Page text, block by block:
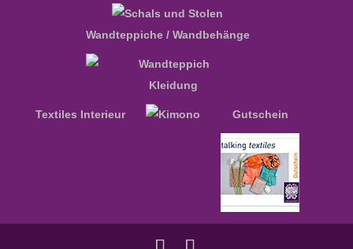
Wandteppiche / Wandbehänge
Textiles Interieur
Kleidung
Gutschein